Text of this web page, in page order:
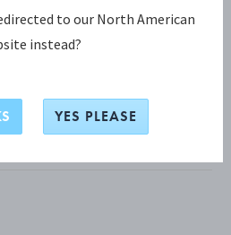
cm svart
to our North American
instead?
YES PLEASE